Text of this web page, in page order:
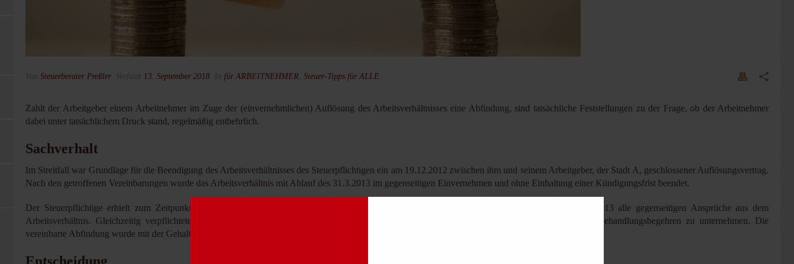
Von Steuerberater Preßler Verfasst 13. September 2018 In für ARBEITNEHMER Steuer-Tipps für ALLE
Zahlt der Arbeitgeber einem Arbeitnehmer im Zuge der (einvernehmlichen) Auflösung des Arbeitsverhältnisses eine Abfindung, sind tatsächliche Feststellungen zu der Frage, ob der Arbeitnehmer
dabei unter tatsächlichem Druck stand, regelmäßig entbehrlich.
Sachverhalt
Im Streitfall war Grundlage für die Beendigung des Arbeitsverhältnisses des Steuerpflichtigen ein am 19.12.2012 zwischen ihm und seinem Arbeitgeber, der Stadt A, geschlossener Auflösungsvertrag.
Nach den getroffenen Vereinbarungen wurde das Arbeitsverhältnis mit Ablauf des 31.3.2013 im gegenseitigen Einvernehmen und ohne Einhaltung einer Kündigungsfrist beendet.
Der Steuerpflichtige erhielt zum Zeitpunkt des Ausscheidens eine Abfindung in Höhe von 36.250 EUR. Damit erloschen mit Ablauf des 31.3.2013 alle gegenseitigen Ansprüche aus dem
Arbeitsverhältnis. Gleichzeitig verpflichtete sich der Steuerpflichtige, keine weiteren rechtlichen Schritte etwaiger Höhergruppierungs- und Gleichbehandlungsbegehren zu unternehmen. Die
vereinbarte Abfindung wurde mit der Gehaltsabrechnung für März 2013 ausgezahlt.